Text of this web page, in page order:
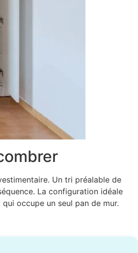
Un tri préalable de
La configuration idéale
occupe un seul pan de mur.